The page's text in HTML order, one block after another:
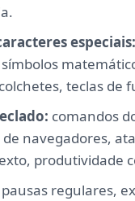
especiais:
teclas de
comandos
navegadores,
produtividade
pausas regulares,